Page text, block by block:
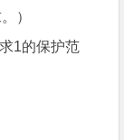
）
1的保护范